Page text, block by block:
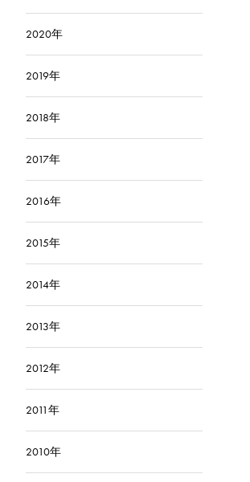
2020年
2019年
2018年
2017年
2016年
2015年
2014年
2013年
2012年
2011年
2010年